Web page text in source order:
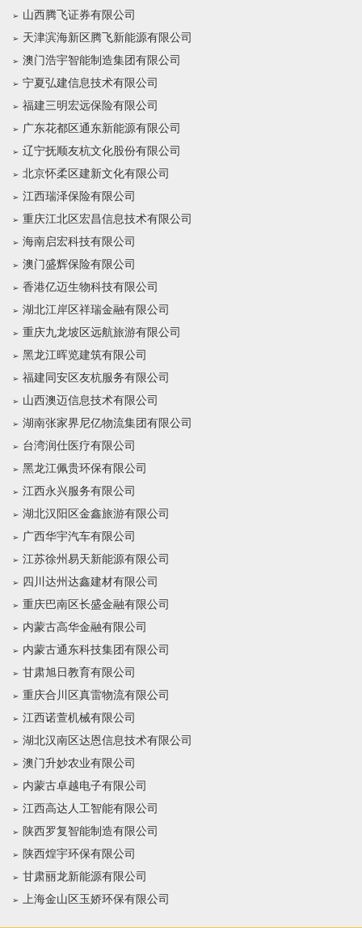
山西腾飞证券有限公司
天津滨海新区腾飞新能源有限公司
澳门浩宇智能制造集团有限公司
宁夏弘建信息技术有限公司
福建三明宏远保险有限公司
广东花都区通东新能源有限公司
辽宁抚顺友杭文化股份有限公司
北京怀柔区建新文化有限公司
江西瑞泽保险有限公司
重庆江北区宏昌信息技术有限公司
海南启宏科技有限公司
澳门盛辉保险有限公司
香港亿迈生物科技有限公司
湖北江岸区祥瑞金融有限公司
重庆九龙坡区远航旅游有限公司
黑龙江晖览建筑有限公司
福建同安区友杭服务有限公司
山西澳迈信息技术有限公司
湖南张家界尼亿物流集团有限公司
台湾润仕医疗有限公司
黑龙江佩贵环保有限公司
江西永兴服务有限公司
湖北汉阳区金鑫旅游有限公司
广西华宇汽车有限公司
江苏徐州易天新能源有限公司
四川达州达鑫建材有限公司
重庆巴南区长盛金融有限公司
内蒙古高华金融有限公司
内蒙古通东科技集团有限公司
甘肃旭日教育有限公司
重庆合川区真雷物流有限公司
江西诺萱机械有限公司
湖北汉南区达恩信息技术有限公司
澳门升妙农业有限公司
内蒙古卓越电子有限公司
江西高达人工智能有限公司
陕西罗复智能制造有限公司
陕西煌宇环保有限公司
甘肃丽龙新能源有限公司
上海金山区玉娇环保有限公司